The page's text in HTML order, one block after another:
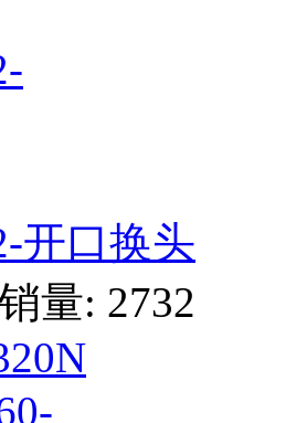
开口换头
量: 2732